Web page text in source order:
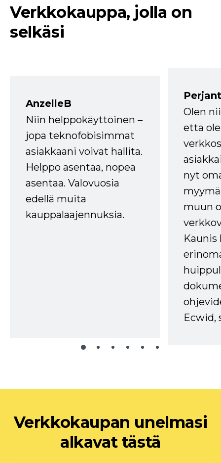
Verkkokauppa, jolla on
selkäsi
AnzelleB
Niin helppokäyttöinen –
jopa teknofobisimmat
asiakkaani voivat hallita.
Helppo asentaa, nopea
asentaa. Valovuosia
edellä muita
kauppalaajennuksia.
Olen
että
nyt
muun
Kaunis
Ecwid,
Verkkokaupan unelmasi
alkavat tästä